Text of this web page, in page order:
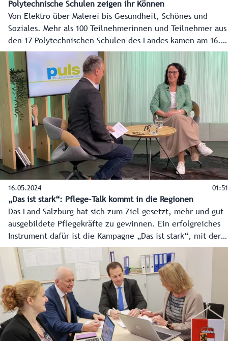
Polytechnische Schulen zeigen ihr Können
Von Elektro über Malerei bis Gesundheit, Schönes und
Soziales. Mehr als 100 Teilnehmerinnen und Teilnehmer aus
den 17 Polytechnischen Schulen des Landes kamen am 16.
Mai 2024 im Europark in der Landeshauptstadt zusammen,
um im sportlichen Wettkampf die Sieger in acht
Fachbereichen zu küren.
16.05.2024 01:51
„Das ist stark“: Pflege-Talk kommt in die Regionen
Das Land Salzburg hat sich zum Ziel gesetzt, mehr und gut
ausgebildete Pflegekräfte zu gewinnen. Ein erfolgreiches
Instrument dafür ist die Kampagne „Das ist stark“, mit der
Menschen für das Berufsfeld begeistert werden sollen. Mit
dem Pflege-Talk von RTS-Salzburg wird das Thema noch
tiefer in die Regionen getragen.